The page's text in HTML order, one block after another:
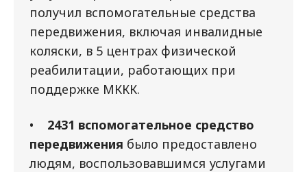
получил вспомогательные средства
передвижения, включая инвалидные
коляски, в 5 центрах физической
реабилитации, работающих при
поддержке МККК.
• 2431 вспомогательное средство
передвижения было предоставлено
людям, воспользовавшимся услугами